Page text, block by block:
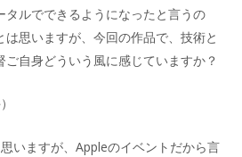
タルでできるようになったと言うの
思いますが、今回の作品で、技術と
自身どういう風に感じていますか？
いますが、Appleのイベントだから言